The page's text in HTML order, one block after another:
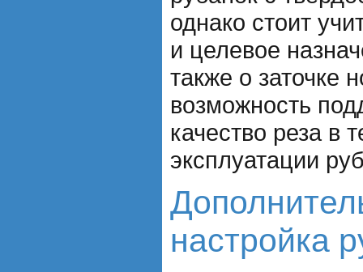
однако стоит
и целевое
также о заточке
возможность
качество реза в
эксплуатации
настройка